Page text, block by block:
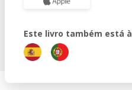
Este livro também está